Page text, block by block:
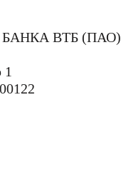
БАНКА ВТБ (ПАО)
1